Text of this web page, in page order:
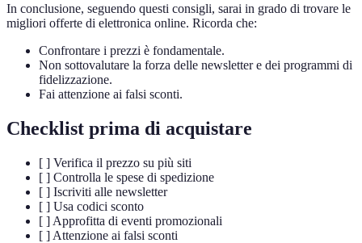
In conclusione, seguendo questi consigli, sarai in grado di trovare le
migliori offerte di elettronica online. Ricorda che:
Confrontare i prezzi è fondamentale.
Non sottovalutare la forza delle newsletter e dei programmi di
fidelizzazione.
Fai attenzione ai falsi sconti.
Checklist prima di acquistare
[ ] Verifica il prezzo su più siti
[ ] Controlla le spese di spedizione
[ ] Iscriviti alle newsletter
[ ] Usa codici sconto
[ ] Approfitta di eventi promozionali
[ ] Attenzione ai falsi sconti